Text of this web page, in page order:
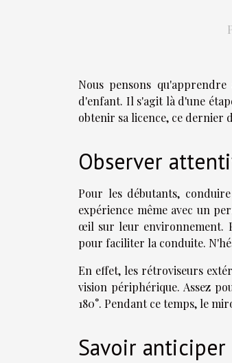
Nous pensons
d'enfant. Il s'agit là d'une
obtenir sa licence, ce dernier
Observer
Pour les débutants,
expérience même avec un
œil sur leur environnement.
pour faciliter la conduite.
En effet, les rétroviseurs
vision périphérique. Assez
180°. Pendant ce temps, le
Savoir